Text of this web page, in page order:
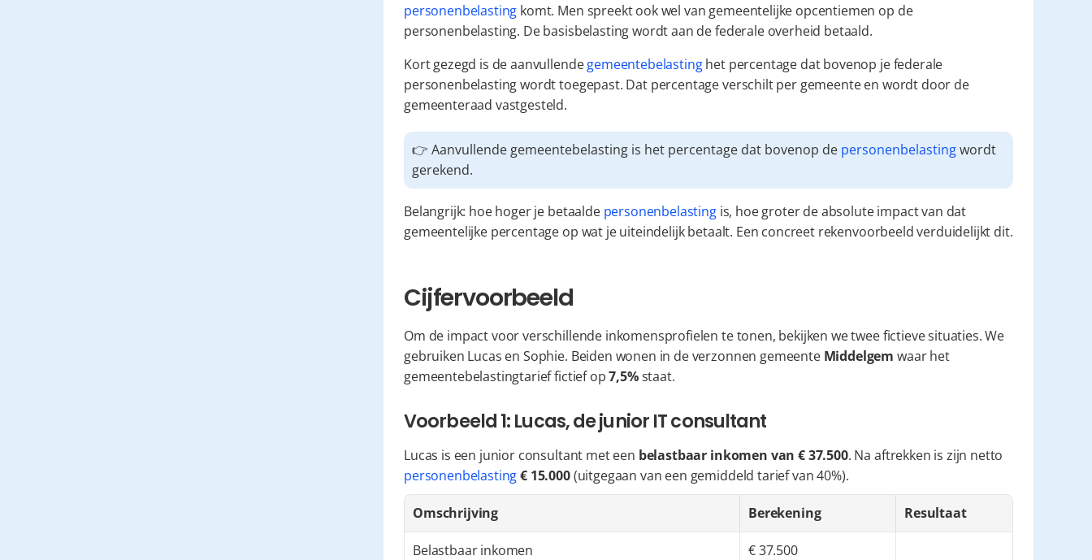
personenbelasting komt. Men spreekt ook wel van gemeentelijke opcentiemen op de
personenbelasting. De basisbelasting wordt aan de federale overheid betaald.
Kort gezegd is de aanvullende gemeentebelasting het percentage dat bovenop je federale
personenbelasting wordt toegepast. Dat percentage verschilt per gemeente en wordt door de
gemeenteraad vastgesteld.
👉 Aanvullende gemeentebelasting is het percentage dat bovenop de personenbelasting wordt
gerekend.
Belangrijk: hoe hoger je betaalde personenbelasting is, hoe groter de absolute impact van dat
gemeentelijke percentage op wat je uiteindelijk betaalt. Een concreet rekenvoorbeeld verduidelijkt dit.
Cijfervoorbeeld
Om de impact voor verschillende inkomensprofielen te tonen, bekijken we twee fictieve situaties. We
gebruiken Lucas en Sophie. Beiden wonen in de verzonnen gemeente Middelgem waar het
gemeentebelastingtarief fictief op 7,5% staat.
Voorbeeld 1: Lucas, de junior IT consultant
Lucas is een junior consultant met een belastbaar inkomen van € 37.500
personenbelasting€ 15.000 (uitgegaan van een gemiddeld tarief van 40%).
Omschrijving Berekening Resultaat
Belastbaar inkomen € 37.500